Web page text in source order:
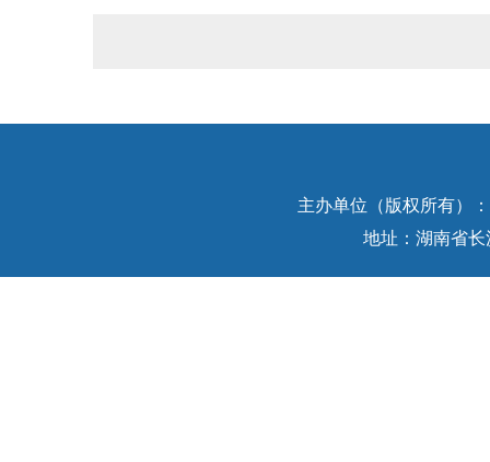
主办单位（版权所有）
地址：湖南省